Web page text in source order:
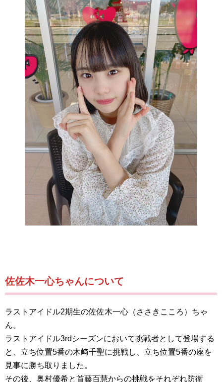
佐佐木一心ちゃんについて
ラストアイドル2期生の佐佐木一心（ささきこころ）ちゃ
ん。
ラストアイドル3rdシーズンにおいて挑戦者として登場する
と、立ち位置5番の木﨑千聖に挑戦し、立ち位置5番の座を
見事に勝ち取りました。
その後、奥村優希と首藤百慧からの挑戦をそれぞれ防衛